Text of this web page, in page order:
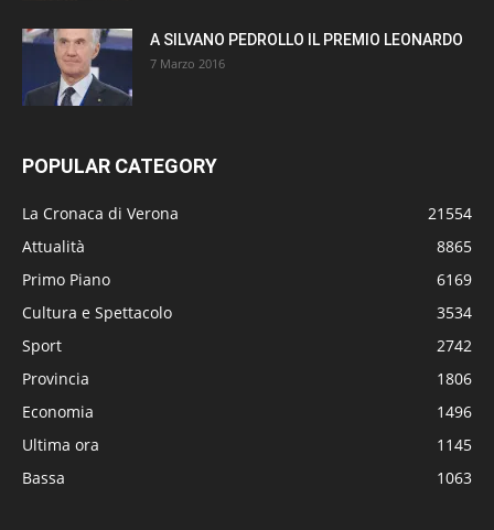
A SILVANO PEDROLLO IL PREMIO LEONARDO
7 Marzo 2016
POPULAR CATEGORY
La Cronaca di Verona
21554
Attualità
8865
Primo Piano
6169
Cultura e Spettacolo
3534
Sport
2742
Provincia
1806
Economia
1496
Ultima ora
1145
Bassa
1063